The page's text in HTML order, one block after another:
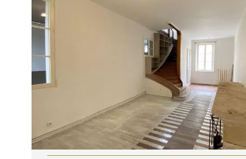
CHATEAUROUX 36
Ref : 10345
Appartement F4 à louer
890 €
par mois charges comprises
Visiter le site dédié